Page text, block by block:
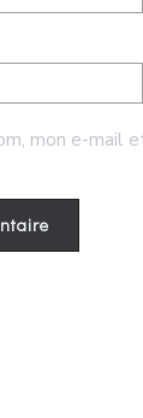
mon e-mail